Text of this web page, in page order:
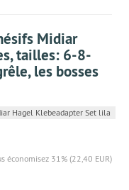
Midiar
tailles: 6-8-
les bosses
Hagel Klebeadapter Set lila
économisez 31% (22,40 EUR)